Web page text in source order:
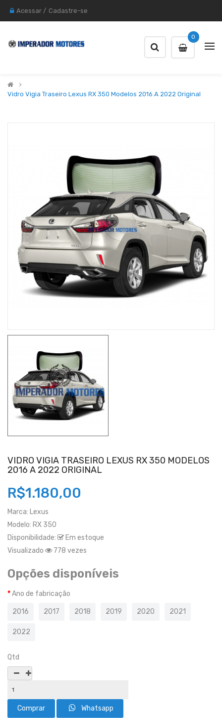
Acessar / Cadastre-se
0
Vidro Vigia Traseiro Lexus RX 350 Modelos 2016 A 2022 Original
VIDRO VIGIA TRASEIRO LEXUS RX 350 MODELOS
2016 A 2022 ORIGINAL
R$1.180,00
Marca: Lexus
Modelo: RX 350
Disponibilidade:
Em estoque
Visualizado
778 vezes
Opções disponíveis
Ano de fabricação
2016 2017 2018 2019 2020 2021
2022
Qtd
Whatsapp